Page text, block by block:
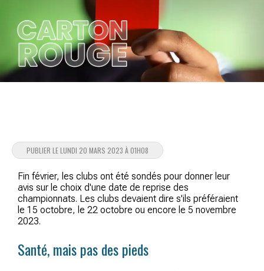
PUBLIER LE LUNDI 20 MARS 2023 À 01H08
Fin février, les clubs ont été sondés pour donner leur
avis sur le choix d'une date de reprise des
championnats. Les clubs devaient dire s'ils préféraient
le 15 octobre, le 22 octobre ou encore le 5 novembre
2023.
Santé, mais pas des pieds